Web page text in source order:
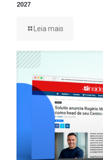
2027
Leia mais